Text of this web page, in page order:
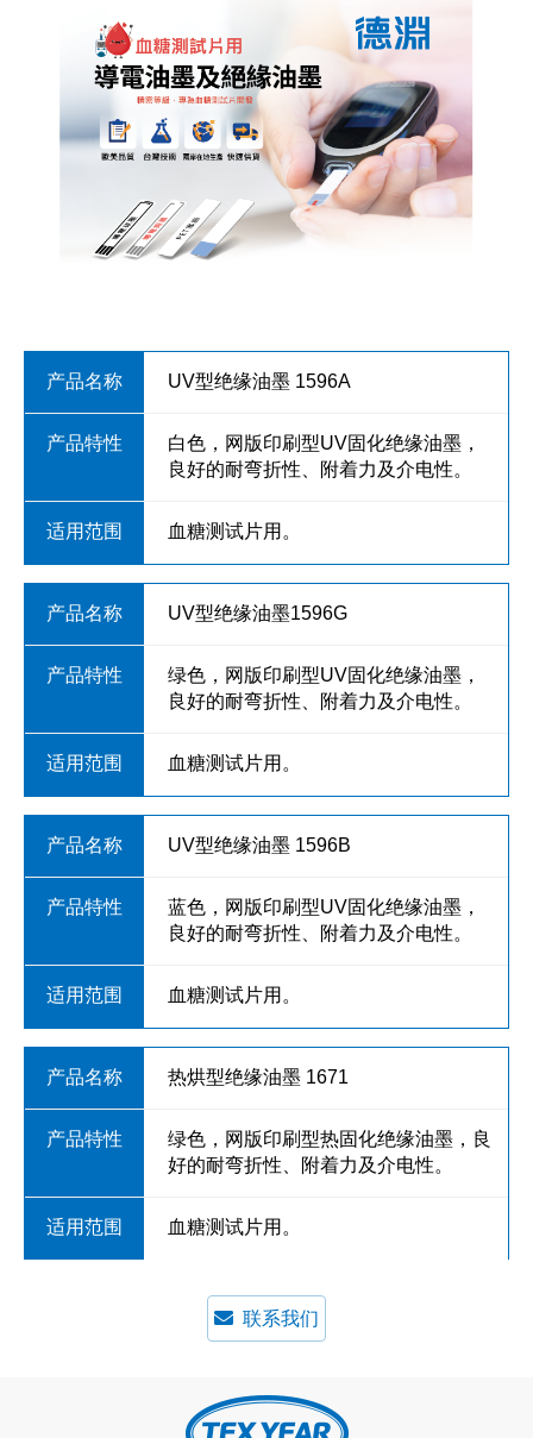
UV型绝缘油墨 1596A
白色，网版印刷型UV固化绝缘油墨，
良好的耐弯折性、附着力及介电性。
血糖测试片用。
UV型绝缘油墨1596G
绿色，网版印刷型UV固化绝缘油墨，
良好的耐弯折性、附着力及介电性。
血糖测试片用。
UV型绝缘油墨 1596B
蓝色，网版印刷型UV固化绝缘油墨，
良好的耐弯折性、附着力及介电性。
血糖测试片用。
热烘型绝缘油墨 1671
绿色，网版印刷型热固化绝缘油墨，良
好的耐弯折性、附着力及介电性。
血糖测试片用。
联系我们